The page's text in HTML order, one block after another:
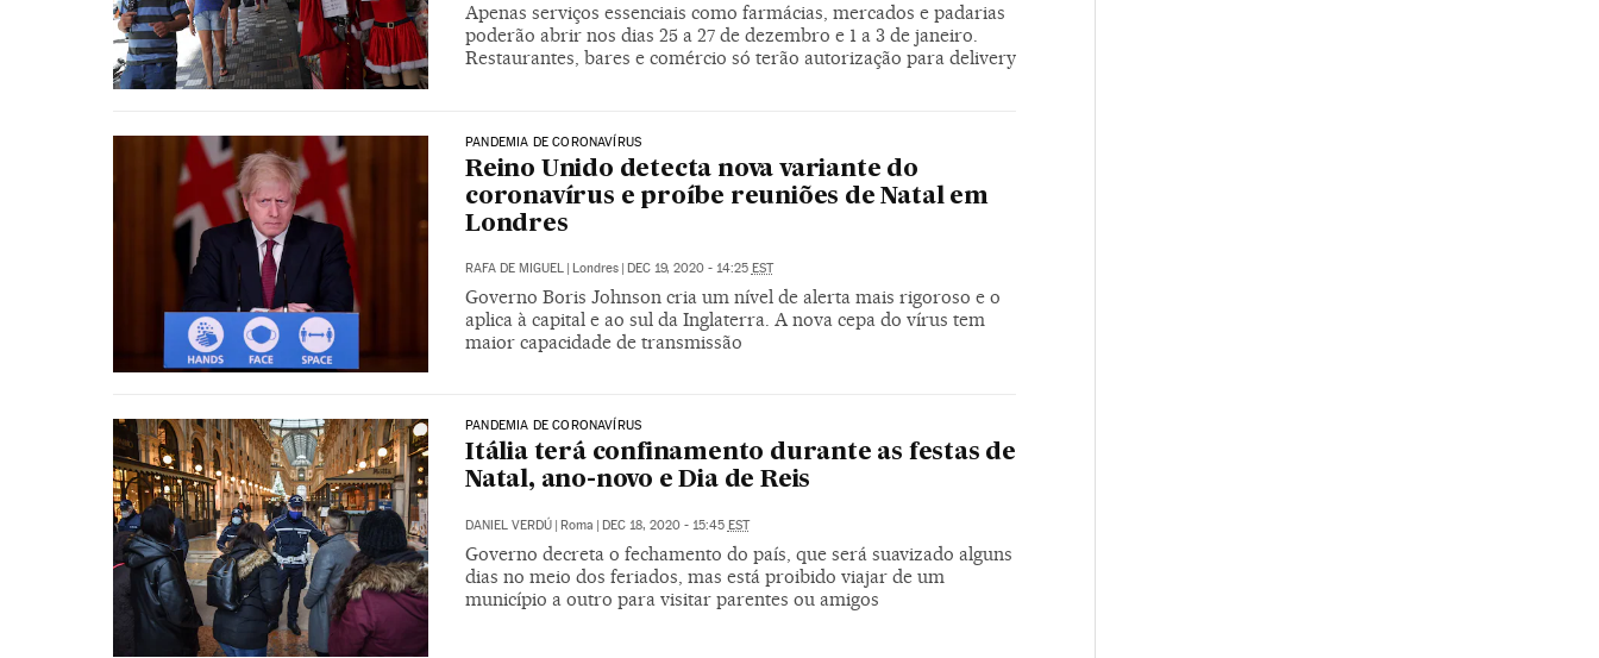
Apenas serviços essenciais como farmácias, mercados e padarias
poderão abrir nos dias 25 a 27 de dezembro e 1 a 3 de janeiro.
Restaurantes, bares e comércio só terão autorização para delivery
PANDEMIA DE CORONAVÍRUS
Reino Unido detecta nova variante do
coronavírus e proíbe reuniões de Natal em
Londres
RAFA DE MIGUEL | Londres | DEC 19, 2020 - 14:25 EST
Governo Boris Johnson cria um nível de alerta mais rigoroso e o
aplica à capital e ao sul da Inglaterra. A nova cepa do vírus tem
maior capacidade de transmissão
PANDEMIA DE CORONAVÍRUS
Itália terá confinamento durante as festas de
Natal, ano-novo e Dia de Reis
DANIEL VERDÚ Roma DEC 18, 2020 - 15:45 EST
Governo decreta o fechamento do país, que será suavizado alguns
dias no meio dos feriados, mas está proibido viajar de um
município a outro para visitar parentes ou amigos